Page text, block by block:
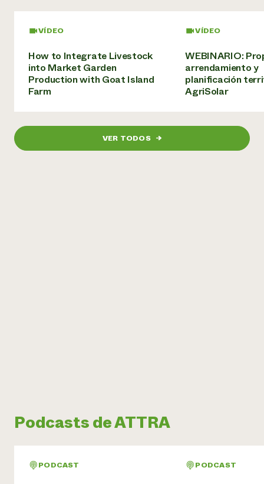
Llame a la
1-800-346-
VÍDEO
How to Integrate Livestock
into Market Garden
Production with Goat Island
Farm
VÍDEO
WEBINARIO:
arrendamiento y
planificación
AgriSolar
VER TODOS →
Podcasts de ATTRA
PODCAST PODCAST